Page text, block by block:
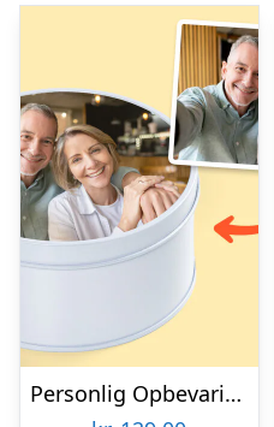
Personlig Opbevaringsboks i Metal med Billede – Rund